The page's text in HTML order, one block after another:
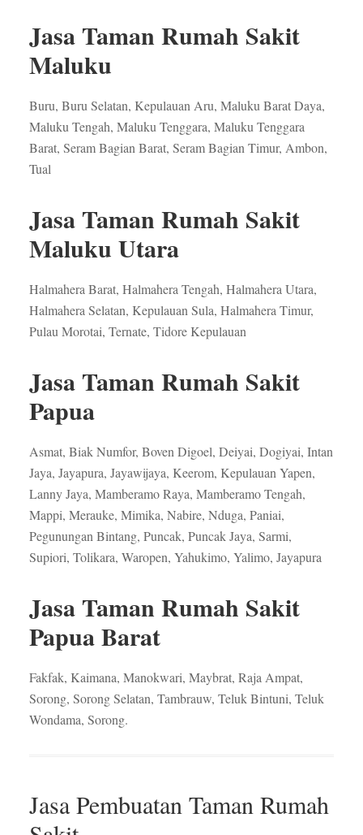
Jasa Taman Rumah Sakit
Maluku
Buru, Buru Selatan, Kepulauan Aru, Maluku Barat Daya,
Maluku Tengah, Maluku Tenggara, Maluku Tenggara
Barat, Seram Bagian Barat, Seram Bagian Timur, Ambon,
Tual
Jasa Taman Rumah Sakit
Maluku Utara
Halmahera Barat, Halmahera Tengah, Halmahera Utara,
Halmahera Selatan, Kepulauan Sula, Halmahera Timur,
Pulau Morotai, Ternate, Tidore Kepulauan
Jasa Taman Rumah Sakit
Papua
Asmat, Biak Numfor, Boven Digoel, Deiyai, Dogiyai, Intan
Jaya, Jayapura, Jayawijaya, Keerom, Kepulauan Yapen,
Lanny Jaya, Mamberamo Raya, Mamberamo Tengah,
Mappi, Merauke, Mimika, Nabire, Nduga, Paniai,
Pegunungan Bintang, Puncak, Puncak Jaya, Sarmi,
Supiori, Tolikara, Waropen, Yahukimo, Yalimo, Jayapura
Jasa Taman Rumah Sakit
Papua Barat
Fakfak, Kaimana, Manokwari, Maybrat, Raja Ampat,
Sorong, Sorong Selatan, Tambrauw, Teluk Bintuni, Teluk
Wondama, Sorong.
Jasa Pembuatan Taman Rumah